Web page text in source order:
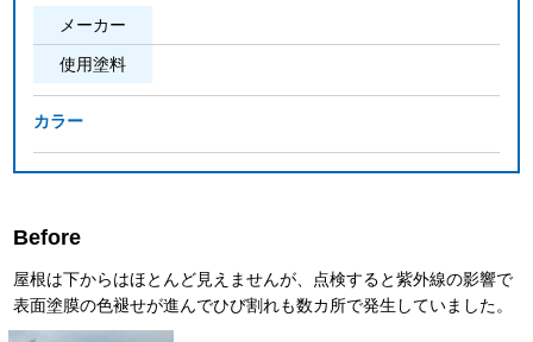
メーカー
使用塗料
カラー
Before
屋根は下からはほとんど見えませんが、点検すると紫外線の影響で
表面塗膜の色褪せが進んでひび割れも数カ所で発生していました。